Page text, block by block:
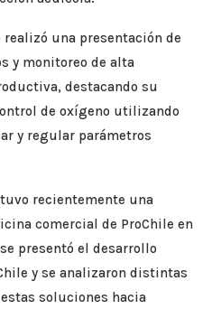
una presentación de
y monitoreo de alta
destacando su
de oxígeno utilizando
y regular parámetros
recientemente una
comercial de ProChile en
presentó el desarrollo
y se analizaron distintas
soluciones hacia